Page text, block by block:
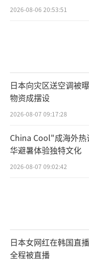
2026-08-06 20:53:51
日本向灾区送空调被
物资成摆设
2026-08-07 09:17:28
China Cool"成海外热
华避暑体验独特文化
2026-08-07 09:02:42
日本女网红在韩国直
全程被直播